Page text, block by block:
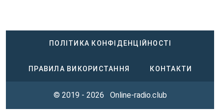
ПОЛІТИКА КОНФІДЕНЦІЙНОСТІ
ПРАВИЛА ВИКОРИСТАННЯ КОНТАКТИ
© 2019 - 2026 Online-radio.club